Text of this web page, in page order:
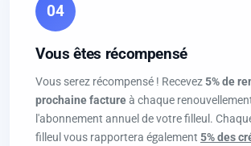
04
Vous êtes récompensé
Vous serez récompensé ! Recevez5% de
prochaine factureà chaque
l'abonnement annuel de votre filleul.
filleul vous rapportera également 5% des